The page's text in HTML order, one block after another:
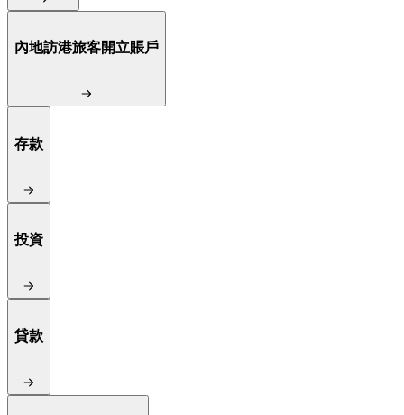
內地訪港旅客開立賬戶
存款
投資
貸款